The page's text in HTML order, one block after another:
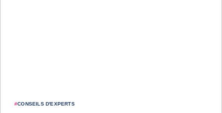
#CONSEILS D'EXPERTS